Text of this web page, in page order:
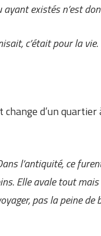
existés n’est
c’était pour la vie.
change d’un
l’antiquité, ce
Elle avale tout
pas la peine